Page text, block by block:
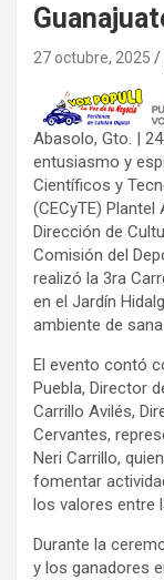
27 octubre, 2025
Abasolo, Gto. |
entusiasmo y
Científicos y
(CECyTE)
Dirección de
Comisión del
realizó la 3ra
en el Jardín
ambiente de
El evento contó
Puebla, Director
Carrillo Avilés,
Cervantes,
Neri Carrillo,
fomentar
los valores entre
Durante la
y los ganadores